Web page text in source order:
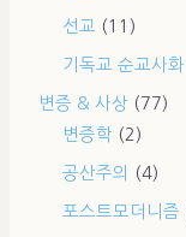
선교 (11)
기독교 순교사화
변증 & 사상 (77)
변증학 (2)
공산주의 (4)
포스트모더니즘